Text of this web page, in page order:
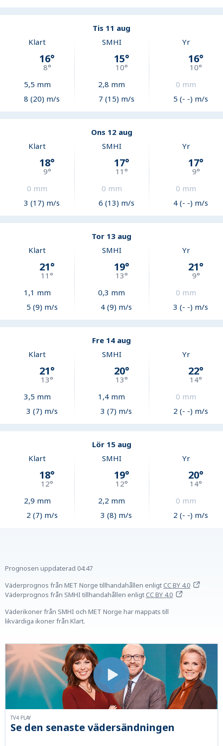
Tis 11 aug
Klart
16°
8°
5,5 mm
8 (20) m/s
SMHI
15°
10°
2,8 mm
7 (15) m/s
Yr
16°
10°
0 mm
5 (- -) m/s
Ons 12 aug
Klart
18°
9°
0 mm
3 (17) m/s
SMHI
17°
11 °
0 mm
6 (13) m/s
Yr
17°
9°
0 mm
4 (- -) m/s
Tor 13 aug
Klart
21°
11°
1,1 mm
5 (9) m/s
SMHI
19°
13°
0,3 mm
4 (9) m/s
Yr
21°
9°
0 mm
3 (- -) m/s
Fre 14 aug
Klart
21°
13°
3,5 mm
3 (7) m/s
SMHI
20°
13°
1,4 mm
3 (7) m/s
Yr
22°
14°
0 mm
2 (- -) m/s
Lör 15 aug
Klart
18°
12°
2,9 mm
2 (7) m/s
SMHI
19°
12°
2,2 mm
3 (8) m/s
Yr
20°
14°
0 mm
2 (- -) m/s
Prognosen uppdaterad 04:47
Väderprognos från MET Norge tillhandahållen enligtCC BY 4.0
Väderprognos från SMHI tillhandahållen enligtCC BY 4.0
Väderikoner från SMHI och MET Norge har mappats till
likvärdiga ikoner från Klart.
Se den senaste vädersändningen
TV4 PLAY